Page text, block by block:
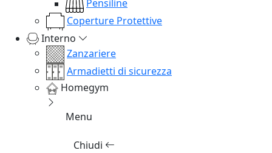
Pensiline
Coperture Protettive
Interno
Zanzariere
Armadietti di sicurezza
Homegym
Menu
Chiudi